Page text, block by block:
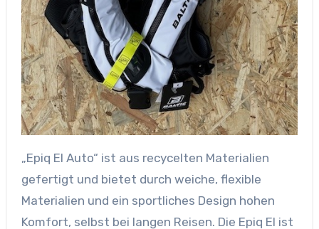
„Epiq EI Auto“ ist aus recycelten Materialien
gefertigt und bietet durch weiche, flexible
Materialien und ein sportliches Design hohen
Komfort, selbst bei langen Reisen. Die Epiq EI ist